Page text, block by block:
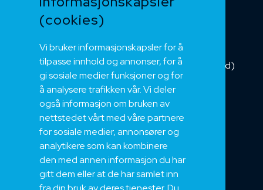
(cookies)
Vi bruker informasjonskapsler for å
tilpasse innhold og annonser, for å
gi sosiale medier funksjoner og for
å analysere trafikken vår. Vi deler
også informasjon om bruken av
nettstedet vårt med våre partnere
for sosiale medier, annonsører og
analytikere som kan kombinere
den med annen informasjon du har
gitt dem eller at de har samlet inn
Installasjonskabel
Kombikabel (Hybrid)
DNV sertifisert
Tilbehør
Om oss
Bærekraft og Åpenhet
Jobb hos oss
Sertifiseringer